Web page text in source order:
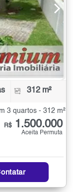
312 m²
3 quartos - 312 m²
R$ 1.500.000
Aceita Permuta